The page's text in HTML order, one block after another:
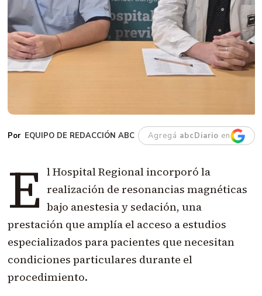
EQUIPO DE REDACCIÓN ABC Agregá abcDiario en
E l Hospital Regional incorporó la
realización de resonancias magnéticas
bajo anestesia y sedación, una
prestación que amplía el acceso a estudios
especializados para pacientes que necesitan
condiciones particulares durante el
procedimiento.